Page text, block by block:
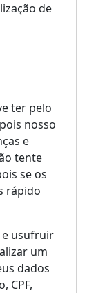
de
ter pelo
nosso
e
tente
se os
rápido
e usufruir
um
dados
CPF,